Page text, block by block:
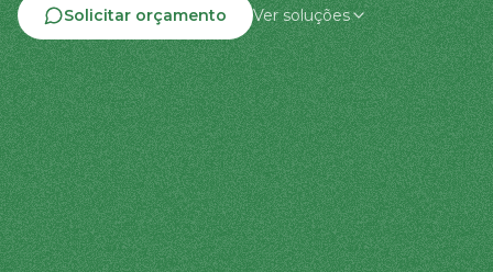
Solicitar orçamento Ver soluções